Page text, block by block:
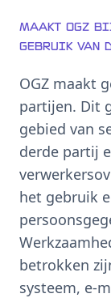
Maakt OGZ
gebruik van
OGZ maakt
partijen. Dit
gebied van
derde partij
het gebruik
betrokken
systeem, e-